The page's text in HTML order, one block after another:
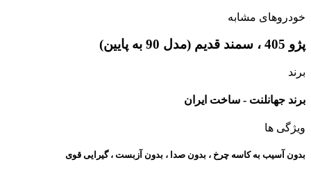
خودروهای مشابه
پژو 405 ، سمند قدیم (مدل 90 به پایین)
برند
برند جهانلنت - ساخت ایران
ویژگی ها
بدون آسیب به کاسه چرخ ، بدون صدا ، بدون آزبست ، گیرایی قوی​